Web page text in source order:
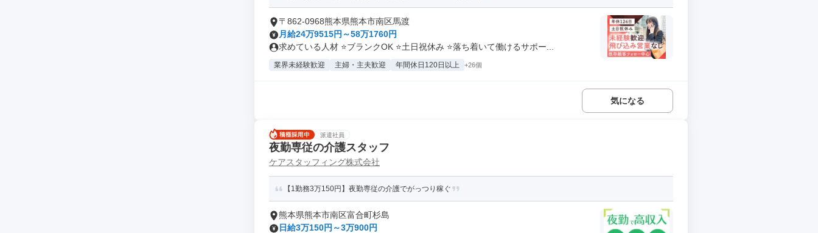
〒862-0968熊本県熊本市南区馬渡
月給24万9515円～58万1760円
求めている人材 ⭐ブランクOK ⭐土日祝休み ⭐落ち着いて働けるサポー...
業界未経験歓迎 主婦・主夫歓迎 年間休日120日以上 +26個
気になる
派遣社員
夜勤専従の介護スタッフ
ケアスタッフィング株式会社
【1勤務3万150円】夜勤専従の介護でがっつり稼ぐ
熊本県熊本市南区富合町杉島
日給3万150円～3万900円